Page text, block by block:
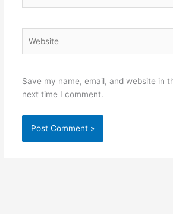
Save my name, email, and website in
next time I comment.